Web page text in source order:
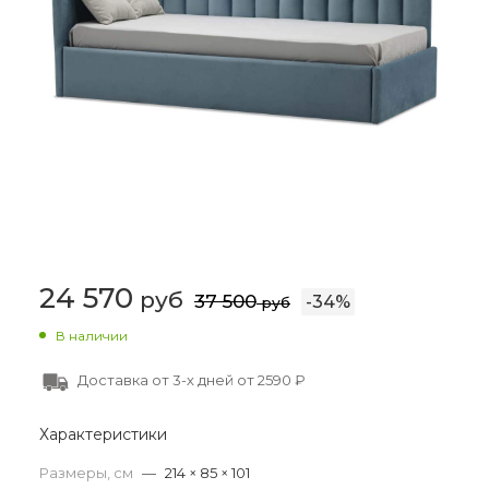
24 570 руб 37 500руб -34%
В наличии
Доставка от 3-х дней от 2590 ₽
Характеристики
Размеры, см — 214 × 85 × 101